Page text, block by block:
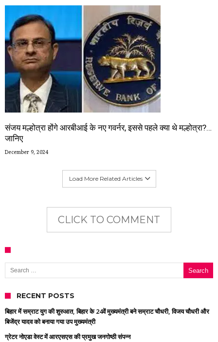
संजय मल्होत्रा होंगे आरबीआई के नए गवर्नर, इससे पहले क्या थे मल्होत्रा?…
जानिए
December 9, 2024
Load More Related Articles
CLICK TO COMMENT
Search for:
RECENT POSTS
बिहार में सम्राट युग की शुरुआत, बिहार के 24वें मुख्यमंत्री बने सम्राट चौधरी, विजय चौधरी और
बिजेंद्र यादव को बनाया गया उप मुख्यमंत्री
ग्रेटर नोएडा वेस्ट में आरएसएस की प्रमुख जनगोष्ठी संपन्न